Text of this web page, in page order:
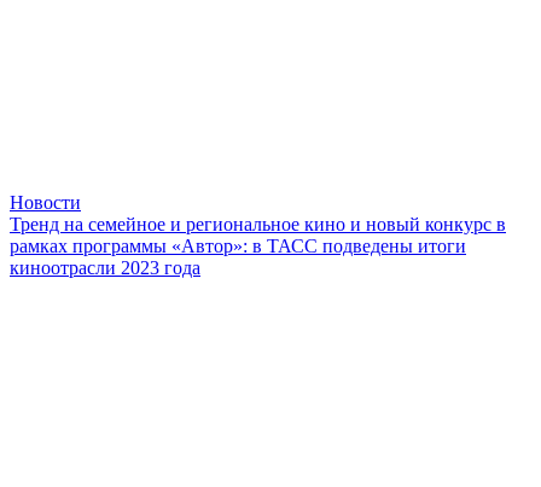
Новости
Тренд на семейное и региональное кино и новый конкурс в
рамках программы «Автор»: в ТАСС подведены итоги
киноотрасли 2023 года